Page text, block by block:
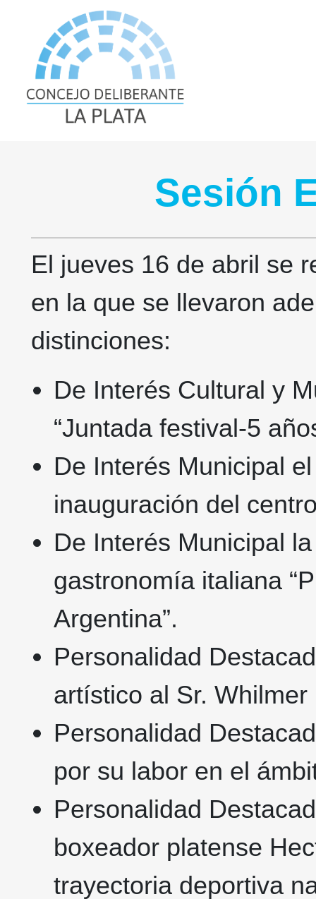
Sesión
El jueves 16 de abril se
en la que se llevaron
distinciones:
De Interés Cultural y
“Juntada festival-5
De Interés Municipal
inauguración del
De Interés Municipal
gastronomía italiana
Argentina”.
Personalidad
artístico al Sr.
Personalidad
por su labor en el
Personalidad
boxeador platense
trayectoria deportiva